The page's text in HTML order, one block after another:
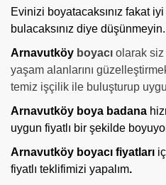
Evinizi boyatacaksınız fakat
bulacaksınız diye
Arnavutköy boyacı olarak
yaşam alanlarını
temiz işçilik ile buluşturup
Arnavutköy boya badana
uygun fiyatlı bir şekilde
Arnavutköy boyacı fiyatları
fiyatlı teklifimizi yapalım.